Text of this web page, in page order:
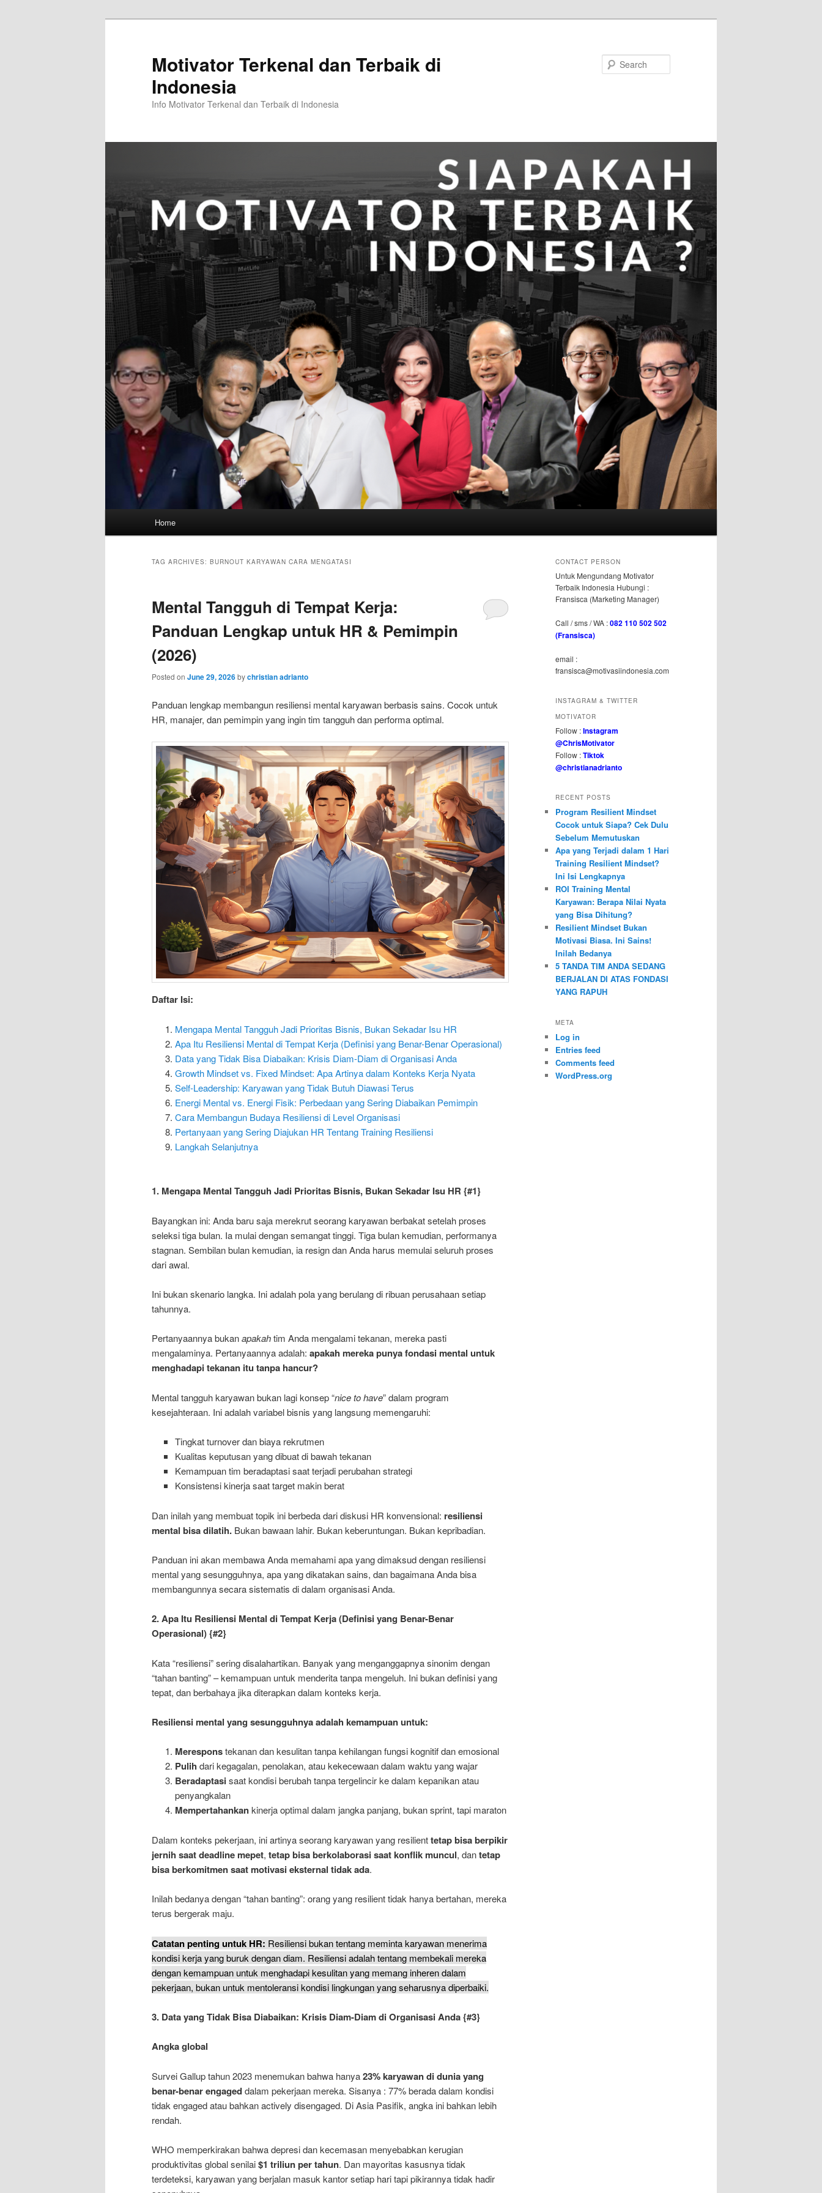
Motivator Terkenal dan Terbaik di
Indonesia
Info Motivator Terkenal dan Terbaik di Indonesia
Home
TAG ARCHIVES: BURNOUT KARYAWAN CARA MENGATASI
Mental Tangguh di Tempat Kerja:
Panduan Lengkap untuk HR & Pemimpin
(2026)
Posted on June 29, 2026bychristian adrianto
Panduan lengkap membangun resiliensi mental karyawan berbasis sains. Cocok untuk
HR, manajer, dan pemimpin yang ingin tim tangguh dan performa optimal.
Daftar Isi:
Mengapa Mental Tangguh Jadi Prioritas Bisnis, Bukan Sekadar Isu HR
Apa Itu Resiliensi Mental di Tempat Kerja (Definisi yang Benar-Benar Operasional)
Data yang Tidak Bisa Diabaikan: Krisis Diam-Diam di Organisasi Anda
Growth Mindset vs. Fixed Mindset: Apa Artinya dalam Konteks Kerja Nyata
Self-Leadership: Karyawan yang Tidak Butuh Diawasi Terus
Energi Mental vs. Energi Fisik: Perbedaan yang Sering Diabaikan Pemimpin
Cara Membangun Budaya Resiliensi di Level Organisasi
Pertanyaan yang Sering Diajukan HR Tentang Training Resiliensi
Langkah Selanjutnya
1. Mengapa Mental Tangguh Jadi Prioritas Bisnis, Bukan Sekadar Isu HR {#1}
Bayangkan ini: Anda baru saja merekrut seorang karyawan berbakat setelah proses
seleksi tiga bulan. Ia mulai dengan semangat tinggi. Tiga bulan kemudian, performanya
stagnan. Sembilan bulan kemudian, ia resign dan Anda harus memulai seluruh proses
dari awal.
Ini bukan skenario langka. Ini adalah pola yang berulang di ribuan perusahaan setiap
tahunnya.
Pertanyaannya bukanapakahtim Anda mengalami tekanan, mereka pasti
mengalaminya. Pertanyaannya adalah: apakah mereka punya fondasi mental untuk
menghadapi tekanan itu tanpa hancur?
Mental tangguh karyawan bukan lagi konsep “nice to have” dalam program
kesejahteraan. Ini adalah variabel bisnis yang langsung memengaruhi:
Tingkat turnover dan biaya rekrutmen
Kualitas keputusan yang dibuat di bawah tekanan
Kemampuan tim beradaptasi saat terjadi perubahan strategi
Konsistensi kinerja saat target makin berat
Dan inilah yang membuat topik ini berbeda dari diskusi HR konvensional: resiliensi
mental bisa dilatih. Bukan bawaan lahir. Bukan keberuntungan. Bukan kepribadian.
Panduan ini akan membawa Anda memahami apa yang dimaksud dengan resiliensi
mental yang sesungguhnya, apa yang dikatakan sains, dan bagaimana Anda bisa
membangunnya secara sistematis di dalam organisasi Anda.
2. Apa Itu Resiliensi Mental di Tempat Kerja (Definisi yang Benar-Benar
Operasional){#2}
Kata “resiliensi” sering disalahartikan. Banyak yang menganggapnya sinonim dengan
“tahan banting” – kemampuan untuk menderita tanpa mengeluh. Ini bukan definisi yang
tepat, dan berbahaya jika diterapkan dalam konteks kerja.
Resiliensi mental yang sesungguhnya adalah kemampuan untuk:
Meresponstekanan dan kesulitan tanpa kehilangan fungsi kognitif dan emosional
Pulih dari kegagalan, penolakan, atau kekecewaan dalam waktu yang wajar
Beradaptasisaat kondisi berubah tanpa tergelincir ke dalam kepanikan atau
penyangkalan
Mempertahankankinerja optimal dalam jangka panjang, bukan sprint, tapi maraton
Dalam konteks pekerjaan, ini artinya seorang karyawan yang resilienttetap bisa berpikir
jernih saat deadline mepet, tetap bisa berkolaborasi saat konflik muncul, dantetap
bisa berkomitmen saat motivasi eksternal tidak ada.
Inilah bedanya dengan “tahan banting”: orang yang resilient tidak hanya bertahan, mereka
terus bergerak maju.
Catatan penting untuk HR: Resiliensi bukan tentang meminta karyawan menerima
kondisi kerja yang buruk dengan diam. Resiliensi adalah tentang membekali mereka
dengan kemampuan untuk menghadapi kesulitan yang memang inheren dalam
pekerjaan, bukan untuk mentoleransi kondisi lingkungan yang seharusnya diperbaiki.
3. Data yang Tidak Bisa Diabaikan: Krisis Diam-Diam di Organisasi Anda{#3}
Angka global
Survei Gallup tahun 2023 menemukan bahwa hanya23% karyawan di dunia yang
benar-benar engageddalam pekerjaan mereka. Sisanya : 77% berada dalam kondisi
tidak engaged atau bahkan actively disengaged. Di Asia Pasifik, angka ini bahkan lebih
rendah.
WHO memperkirakan bahwa depresi dan kecemasan menyebabkan kerugian
produktivitas global senilai$1 triliun per tahun. Dan mayoritas kasusnya tidak
terdeteksi, karyawan yang berjalan masuk kantor setiap hari tapi pikirannya tidak hadir
CONTACT PERSON
Untuk Mengundang Motivator
Terbaik Indonesia Hubungi :
Fransisca (Marketing Manager)
Call / sms / WA :082 110 502 502
(Fransisca)
email :
fransisca@motivasiindonesia.com
INSTAGRAM & TWITTER
MOTIVATOR
Follow :Instagram
@ChrisMotivator
Follow :Tiktok
@christianadrianto
RECENT POSTS
Program Resilient Mindset
Cocok untuk Siapa? Cek Dulu
Sebelum Memutuskan
Apa yang Terjadi dalam 1 Hari
Training Resilient Mindset?
Ini Isi Lengkapnya
ROI Training Mental
Karyawan: Berapa Nilai Nyata
yang Bisa Dihitung?
Resilient Mindset Bukan
Motivasi Biasa. Ini Sains!
Inilah Bedanya
5 TANDA TIM ANDA SEDANG
BERJALAN DI ATAS FONDASI
YANG RAPUH
META
Log in
Entries feed
Comments feed
WordPress.org